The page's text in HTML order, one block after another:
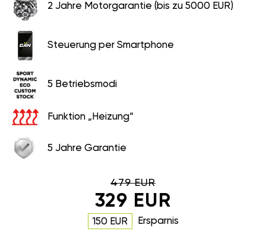
2 Jahre Motorgarantie (bis zu 5000 EUR)
Steuerung per Smartphone
5 Betriebsmodi
Funktion „Heizung“
5 Jahre Garantie
479 EUR
329 EUR
150 EUR Ersparnis